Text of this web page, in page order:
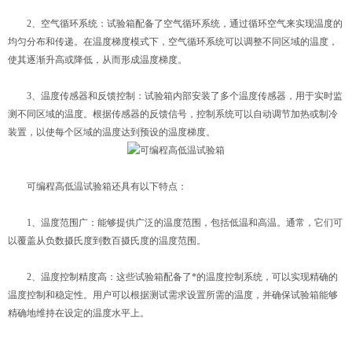
2、空气循环系统：试验箱配备了空气循环系统，通过循环空气来实现温度的
均匀分布和传递。在温度梯度模式下，空气循环系统可以调整不同区域的温度，
使其逐渐升高或降低，从而形成温度梯度。
3、温度传感器和反馈控制：试验箱内部安装了多个温度传感器，用于实时监
测不同区域的温度。根据传感器的反馈信号，控制系统可以自动调节加热或制冷
装置，以使每个区域的温度达到预设的温度梯度。
可编程高低温试验箱还具有以下特点：
1、温度范围广：能够提供广泛的温度范围，包括低温和高温。通常，它们可
以覆盖从负数摄氏度到数百摄氏度的温度范围。
2、温度控制精度高：这些试验箱配备了*的温度控制系统，可以实现精确的
温度控制和稳定性。用户可以根据测试需求设置所需的温度，并确保试验箱能够
精确地维持在设定的温度水平上。